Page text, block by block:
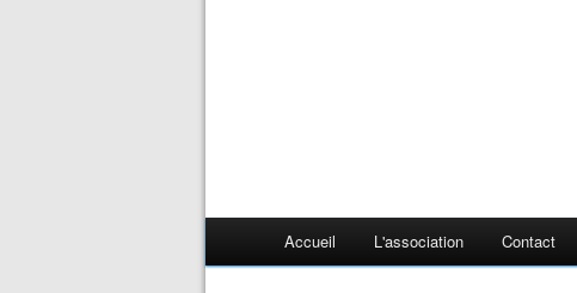
Accueil L'association Contact